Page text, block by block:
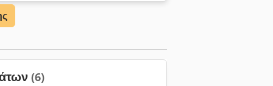
και πείτε μας την εργασία
διαθέσιμα αμέσως από το απόθεμα.
(6)